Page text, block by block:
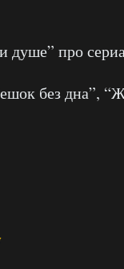
душе” про
без дна”,